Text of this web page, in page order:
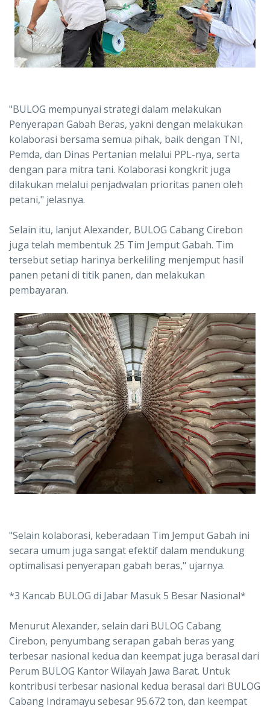
"BULOG mempunyai strategi dalam melakukan
Penyerapan Gabah Beras, yakni dengan melakukan
kolaborasi bersama semua pihak, baik dengan TNI,
Pemda, dan Dinas Pertanian melalui PPL-nya, serta
dengan para mitra tani. Kolaborasi kongkrit juga
dilakukan melalui penjadwalan prioritas panen oleh
petani," jelasnya.
Selain itu, lanjut Alexander, BULOG Cabang Cirebon
juga telah membentuk 25 Tim Jemput Gabah. Tim
tersebut setiap harinya berkeliling menjemput hasil
panen petani di titik panen, dan melakukan
pembayaran.
"Selain kolaborasi, keberadaan Tim Jemput Gabah ini
secara umum juga sangat efektif dalam mendukung
optimalisasi penyerapan gabah beras," ujarnya.
*3 Kancab BULOG di Jabar Masuk 5 Besar Nasional*
Menurut Alexander, selain dari BULOG Cabang
Cirebon, penyumbang serapan gabah beras yang
terbesar nasional kedua dan keempat juga berasal dari
Perum BULOG Kantor Wilayah Jawa Barat. Untuk
kontribusi terbesar nasional kedua berasal dari BULOG
Cabang Indramayu sebesar 95.672 ton, dan keempat